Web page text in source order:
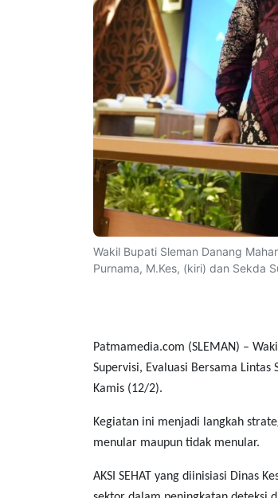
Wakil Bupati Sleman Danang
Purnama, M.Kes, (kiri) dan Sekda
Patmamedia.com (SLEMAN) –
Supervisi, Evaluasi Bersama Lintas
Kamis (12/2).
Kegiatan ini menjadi langkah
menular maupun tidak menular.
AKSI SEHAT yang diinisiasi Dinas